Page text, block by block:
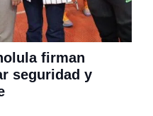
firman
seguridad y